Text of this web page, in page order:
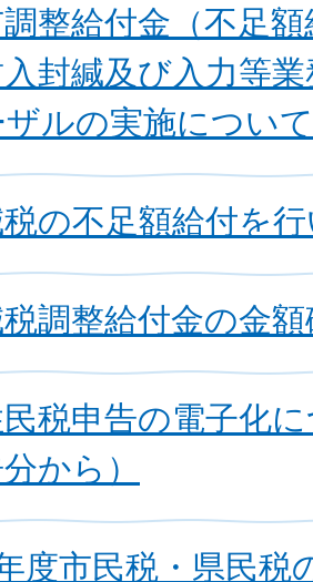
整給付金（不足
封緘及び入力等
ザルの実施について
の不足額給付を
調整給付金の金
税申告の電子化
から）
度市民税・県民税